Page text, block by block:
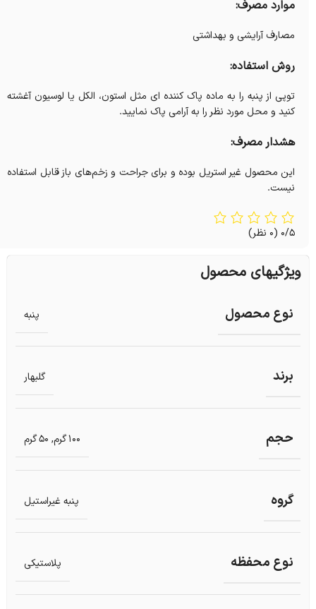
موارد مصرف:
مصارف آرایشی و بهداشتی
روش استفاده:
توپی از پنبه را به ماده پاک کننده ای مثل استون، الکل یا لوسیون آغشته
کنید و محل مورد نظر را به آرامی پاک نمایید.
هشدار مصرف:
این محصول غیر استریل بوده و برای جراحت و زخم‌های باز قابل استفاده
نیست.
0/5 (0 نظر)
ویژگیهای محصول
نوع محصول پنبه
برند گلبهار
حجم 100 گرم , 50 گرم
گروه پنبه غیراستیل
نوع محفظه پلاستیکی